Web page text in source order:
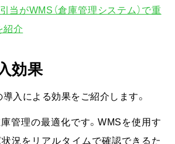
当がWMS（倉庫管理システム）で重
紹介
効果
導入による効果をご紹介します。
庫管理の最適化です。WMSを使用す
状況をリアルタイムで確認できるた